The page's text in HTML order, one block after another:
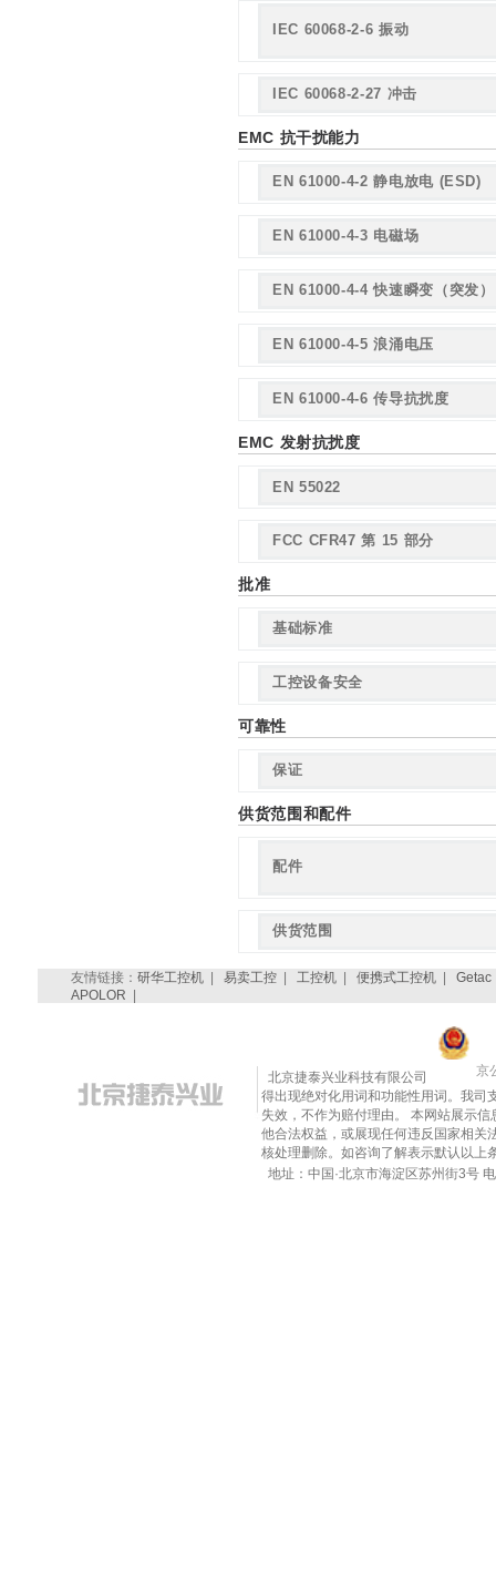
IEC 60068-2-6 振动
IEC 60068-2-27 冲击
EMC 抗干扰能力
EN 61000-4-2 静电放电 (ESD)
EN 61000-4-3 电磁场
EN 61000-4-4 快速瞬变（突发）
EN 61000-4-5 浪涌电压
EN 61000-4-6 传导抗扰度
EMC 发射抗扰度
EN 55022
FCC CFR47 第 15 部分
批准
基础标准
工控设备安全
可靠性
保证
供货范围和配件
配件
供货范围
友情链接： 研华工控机| 易卖工控| 工控机| 便携式工控机| Getac
APOLOR
北京捷泰兴业科技有限公司
京
得出现绝对化用词和功能性用词。我司
失效，不作为赔付理由。 本网站展示
他合法权益，或展现任何违反国家相
核处理删除。如咨询了解表示默认以上
地址：中国·北京市海淀区苏州街3号